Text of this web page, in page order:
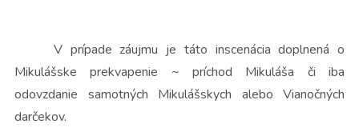
V prípade záujmu je táto inscenácia doplnená o
Mikulášske prekvapenie ~ príchod Mikuláša či iba
odovzdanie samotných Mikulášskych alebo Vianočných
darčekov.